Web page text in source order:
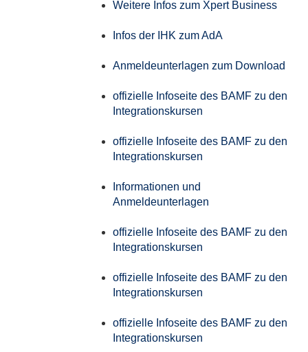
Weitere Infos zum Xpert Business
Infos der IHK zum AdA
Anmeldeunterlagen zum Download
offizielle Infoseite des BAMF zu den
Integrationskursen
offizielle Infoseite des BAMF zu den
Integrationskursen
Informationen und
Anmeldeunterlagen
offizielle Infoseite des BAMF zu den
Integrationskursen
offizielle Infoseite des BAMF zu den
Integrationskursen
offizielle Infoseite des BAMF zu den
Integrationskursen